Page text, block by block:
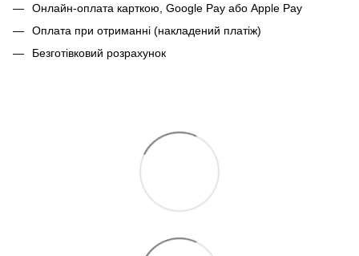
Онлайн-оплата карткою, Google Pay або Apple Pay
Оплата при отриманні (накладений платіж)
Безготівковий розрахунок